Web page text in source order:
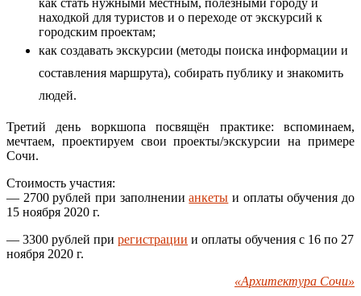
находкой для туристов и о переходе от экскурсий к
городским проектам;
как создавать экскурсии (методы поиска информации и
составления маршрута), собирать публику и знакомить
людей.
Третий день воркшопа посвящён практике: вспоминаем,
мечтаем, проектируем свои проекты/экскурсии на примере
Сочи.
Стоимость участия:
— 2700 рублей при заполнениианкеты и оплаты обучения до
15 ноября 2020 г.
— 3300 рублей при регистрации и оплаты обучения с 16 по 27
ноября 2020 г.
«Архитектура Сочи»